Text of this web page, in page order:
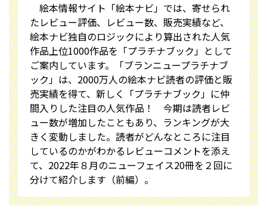
絵本情報サイト「絵本ナビ」では、寄せられ
たレビュー評価、レビュー数、販売実績など、
絵本ナビ独自のロジックにより算出された人気
作品上位1000作品を「プラチナブック」として
ご案内しています。「ブランニュープラチナブ
ック」は、2000万人の絵本ナビ読者の評価と販
売実績を得て、新しく「プラチナブック」に仲
間入りした注目の人気作品！ 今期は読者レビ
ュー数が増加したこともあり、ランキングが大
きく変動しました。読者がどんなところに注目
しているのかがわかるレビューコメントを添え
て、2022年８月のニューフェイス20冊を２回に
分けて紹介します（前編）。